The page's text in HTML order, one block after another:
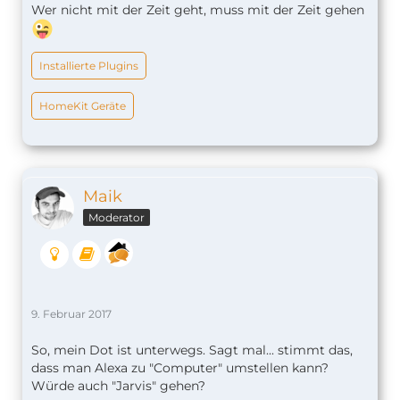
Wer nicht mit der Zeit geht, muss mit der Zeit gehen
Installierte Plugins
HomeKit Geräte
Maik
Moderator
9. Februar 2017
So, mein Dot ist unterwegs. Sagt mal... stimmt das,
dass man Alexa zu "Computer" umstellen kann?
Würde auch "Jarvis" gehen?